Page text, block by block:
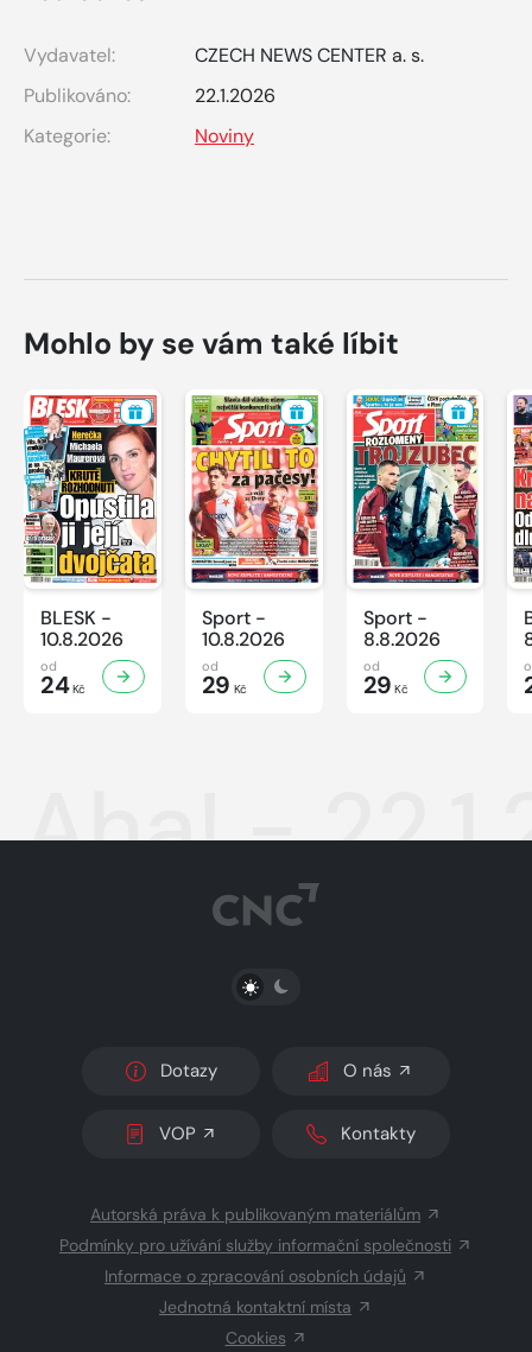
Vydavatel:
CZECH NEWS CENTER a. s.
Publikováno:
22.1.2026
Kategorie:
Noviny
Mohlo by se vám také líbit
BLESK -
10.8.2026
od
24Kč
Sport -
10.8.2026
od
29 Kč
Sport -
8.8.2026
od
29 Kč
Aha! -
PŘEPNOUT SVĚTLÝ/TMAVÝ REŽIM
Dotazy O nás
VOP Kontakty
Autorská práva k publikovaným materiálům
Podmínky pro užívání služby informační společnosti
Informace o zpracování osobních údajů
Jednotná kontaktní místa
Cookies